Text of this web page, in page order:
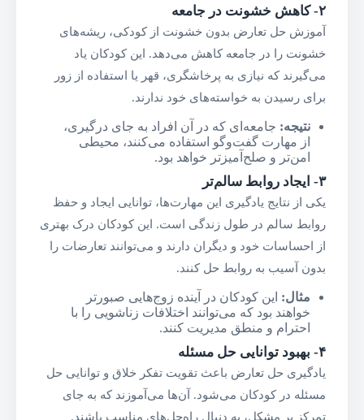
۲- کاهش خشونت در جامعه
آموزش حل تعارض بدون خشونت از کودکی، ریشه‌های
خشونت را در جامعه کاهش می‌دهد. این کودکان یاد
می‌گیرند که نیازی به پرخاشگری، قهر یا استفاده از زور
برای رسیدن به خواسته‌های خود ندارند.
نتیجه: جامعه‌ای که در آن افراد به جای درگیری،
از مهارت گفت‌وگو استفاده می‌کنند، محیطی
امن‌تر و صلح‌آمیزتر خواهد بود.
۳- ایجاد روابط سالم‌تر
یکی از نتایج یادگیری این مهارت‌ها، توانایی ایجاد و حفظ
روابط سالم در طول زندگی است. این کودکان درک بهتری
از احساسات خود و دیگران دارند و می‌توانند تعارضات را
بدون آسیب به روابط حل کنند.
مثال: این کودکان در آینده زوج‌هایی صبورتر
خواهند بود که می‌توانند اختلافات زناشویی را با
احترام و منطق مدیریت کنند.
۴- بهبود توانایی حل مسئله
یادگیری حل تعارض باعث تقویت تفکر خلاق و توانایی حل
مسئله در کودکان می‌شود. آن‌ها می‌آموزند که به جای
تمرکز بر مشکل، به دنبال راه‌حل‌های مناسب باشند.